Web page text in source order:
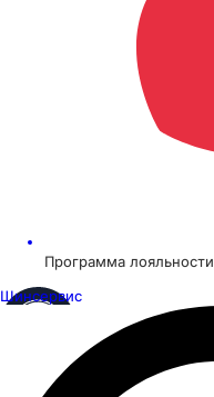
Программа лояльности
Шинсервис